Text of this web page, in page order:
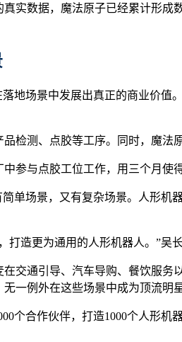
实数据，魔法原子已经累计形成
地场景中发展出真正的商业价值
检测、点胶等工序。同时，魔法
参与点胶工位工作，用三个月使
单场景，又有复杂场景。人形机
造更为通用的人形机器人。”吴长
交通引导、汽车导购、餐饮服务
一例外在这些场景中成为顶流明星
个合作伙伴，打造1000个人形机